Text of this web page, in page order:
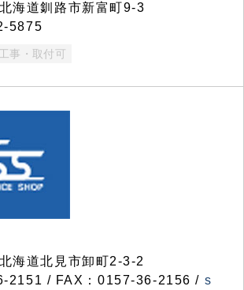
海道釧路市新富町9-3
5875
工事・取付可
海道北見市卸町2-3-2
2151 / FAX：0157-36-2156 / s